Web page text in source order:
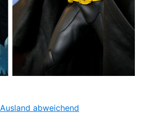
Ausland abweichend